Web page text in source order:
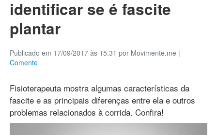
identificar se é fascite
plantar
Publicado em 17/09/2017 às 15:31 por Movimente.me |
Comente
Fisioterapeuta mostra algumas características da
fascite e as principais diferenças entre ela e outros
problemas relacionados à corrida. Confira!